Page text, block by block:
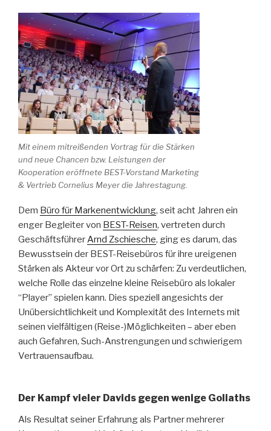
Mit einem mitreißenden Vortrag für die Stärken
und neue Chancen bzw. Leistungen der
Kooperation eröffnete BEST-Vorstand Marketing
& Vertrieb Cornelius Meyer die Jahrestagung.
Dem Büro für Markenentwicklung, seit acht Jahren ein
enger Begleiter von BEST-Reisen, vertreten durch
GeschäftsführerArnd Zschiesche, ging es darum, das
Bewusstsein der BEST-Reisebüros für ihre ureigenen
Stärken als Akteur vor Ort zu schärfen: Zu verdeutlichen,
welche Rolle das einzelne kleine Reisebüro als lokaler
“Player” spielen kann. Dies speziell angesichts der
Unübersichtlichkeit und Komplexität des Internets mit
seinen vielfältigen (Reise-)Möglichkeiten – aber eben
auch Gefahren, Such-Anstrengungen und schwierigem
Vertrauensaufbau.
Der Kampf vieler Davids gegen wenige Goliaths
Als Resultat seiner Erfahrung als Partner mehrerer